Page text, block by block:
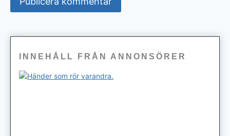
INNEHÅLL FRÅN ANNONSÖRER